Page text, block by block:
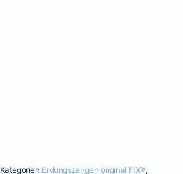
Kategorien Erdungszangen original FIX®,